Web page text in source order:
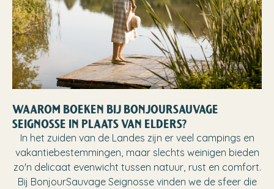
WAAROM BOEKEN BIJ BONJOURSAUVAGE
SEIGNOSSE IN PLAATS VAN ELDERS?
In het zuiden van de Landes zijn er veel campings en
vakantiebestemmingen, maar slechts weinigen bieden
zo'n delicaat evenwicht tussen natuur, rust en comfort.
Bij BonjourSauvage Seignosse vinden we de sfeer die